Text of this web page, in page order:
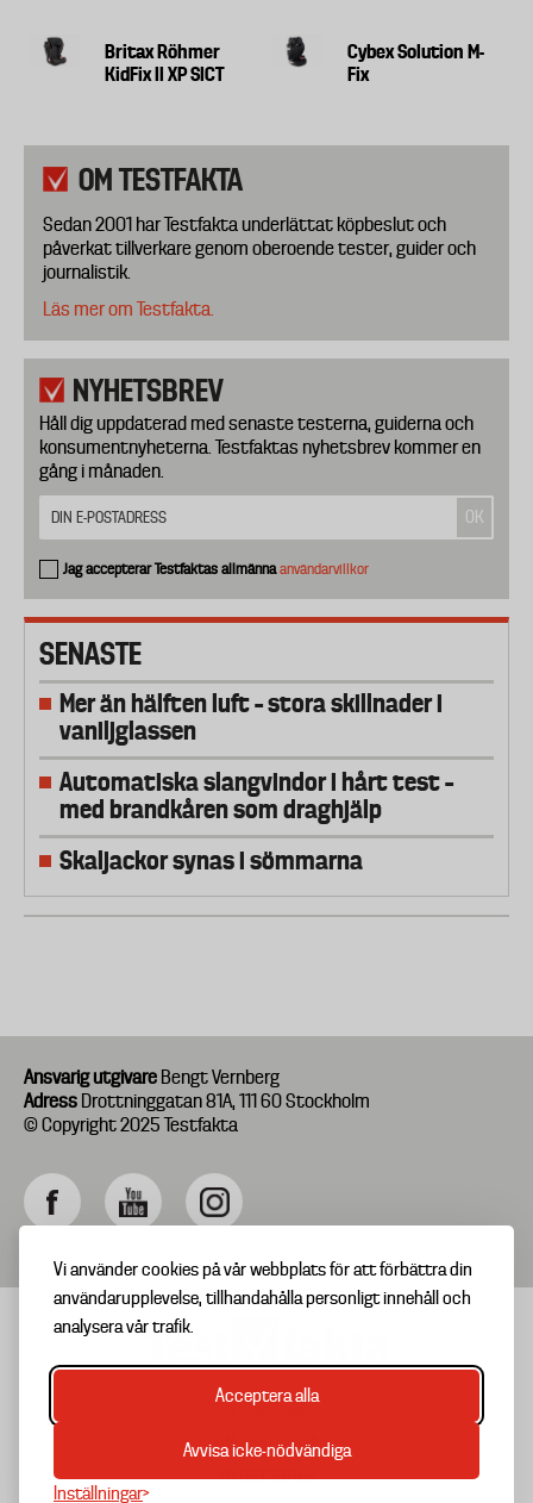
Vi använder cookies på vår webbplats för att förbättra din
användarupplevelse, tillhandahålla personligt innehåll och
analysera vår trafik.
Acceptera alla
Avvisa icke-nödvändiga
Inställningar
Britax Röhmer
KidFix II XP SICT
Cybex Solution M-
Fix
OM TESTFAKTA
Sedan 2001 har Testfakta underlättat köpbeslut och
påverkat tillverkare genom oberoende tester, guider och
journalistik.
Läs mer om Testfakta.
NYHETSBREV
Håll dig uppdaterad med senaste testerna, guiderna och
konsumentnyheterna. Testfaktas nyhetsbrev kommer en
gång i månaden.
Jag accepterar Testfaktas allmännaanvändarvillkor
SENASTE
Mer än hälften luft – stora skillnader i
vaniljglassen
Automatiska slangvindor i hårt test –
med brandkåren som draghjälp
Skaljackor synas i sömmarna
Ansvarig utgivare Bengt Vernberg
Adress Drottninggatan 81A, 111 60 Stockholm
© Copyright 2025 Testfakta
Footer
menu
TIPSA OSS
OM TESTFAKTA
NYHETSBREV